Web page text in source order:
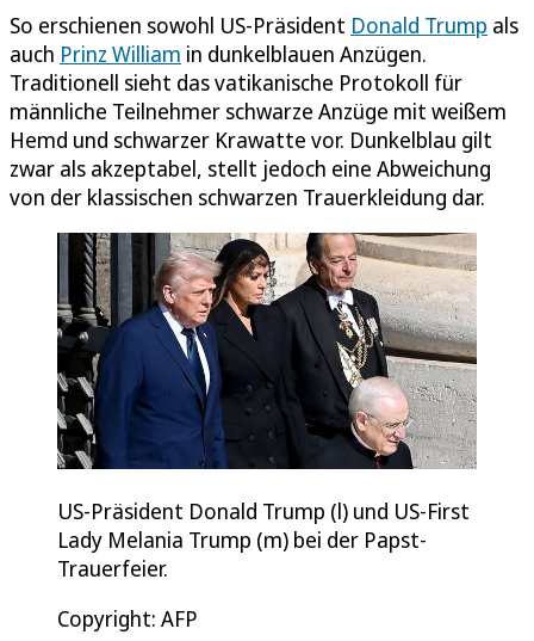
So erschienen sowohl US-Präsident Donald Trump als
auch Prinz William in dunkelblauen Anzügen.
Traditionell sieht das vatikanische Protokoll für
männliche Teilnehmer schwarze Anzüge mit weißem
Hemd und schwarzer Krawatte vor. Dunkelblau gilt
zwar als akzeptabel, stellt jedoch eine Abweichung
von der klassischen schwarzen Trauerkleidung dar.
US-Präsident Donald Trump (l) und US-First
Lady Melania Trump (m) bei der Papst-
Trauerfeier.
Copyright: AFP